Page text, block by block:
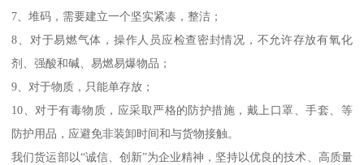
7、堆码，需要建立一个坚实紧凑，整洁；
8、对于易燃气体，操作人员应检查密封情况，不允许存放有氧化
剂、强酸和碱、易燃易爆物品；
9、对于物质，只能单存放；
10、对于有毒物质，应采取严格的防护措施，戴上口罩、手套、等
防护用品，应避免非装卸时间和与货物接触。
我们货运部以“诚信、创新”为企业精神，坚持以优良的技术、高质量